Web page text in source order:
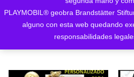
PLAYMOBIL® geobra Brandstätter
alguno con esta web quedando
responsabilidades
ORDENAR POR
ÚLTIMOS